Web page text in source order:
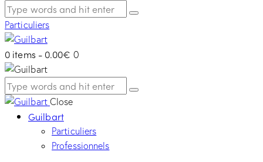
Particuliers
0 items - 0.00€ 0
Close
Guilbart
Particuliers
Professionnels